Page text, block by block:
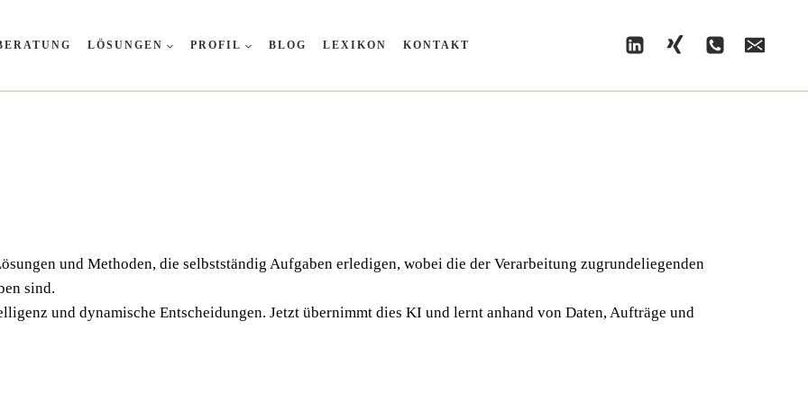
LÖSUNGEN PROFIL BLOG LEXIKON KONTAKT
und Metho­den, die selbst­stän­dig Auf­ga­ben erle­di­gen, wobei die der Ver­ar­bei­tung zugrun­de­lie­gen­den
sind.
und dyna­mi­sche Ent­schei­dun­gen. Jetzt über­nimmt dies KI und lernt anhand von Daten, Auf­trä­ge und